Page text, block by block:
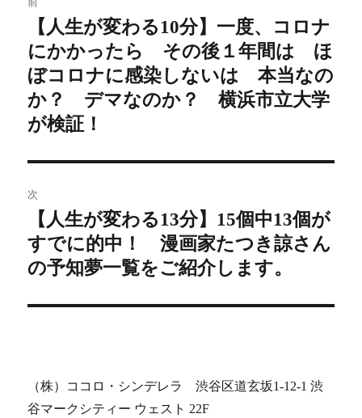
稿
ナ
ビ
ゲ
ー
シ
ョ
ン
の
投
稿:
【人生が変わる10分】一度、コロナ
にかかったら その後１年間は ほ
ぼコロナに感染しないは 本当なの
か？ デマなのか？ 横浜市立大学
が検証！
次
の
投
【人生が変わる13分】15個中13個が
すでに的中！ 漫画家たつき諒さん
の予知夢一覧をご紹介します。
（株）ココロ・シンデレラ 渋谷区道玄坂1-12-1 渋
谷マークシティー ウェスト 22F